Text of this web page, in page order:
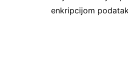
enkripcijom